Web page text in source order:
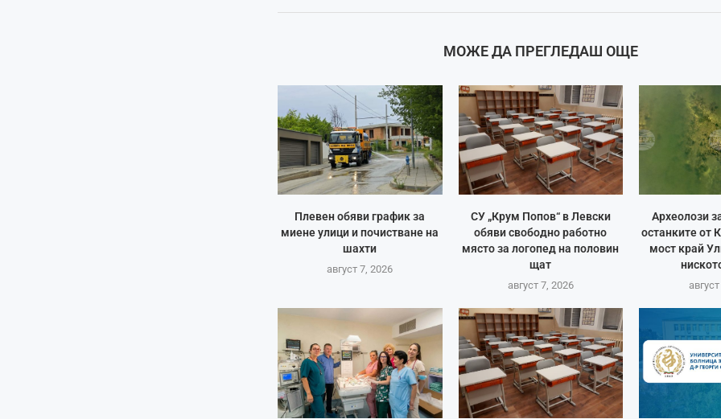
МОЖЕ ДА ПРЕГЛЕДАШ ОЩЕ
Плевен обяви график за
миене улици и почистване на
шахти
август 7, 2026
СУ „Крум Попов“ в Левски
обяви свободно работно
място за логопед на половин
щат
август 7, 2026
Археолози
останките от
мост край